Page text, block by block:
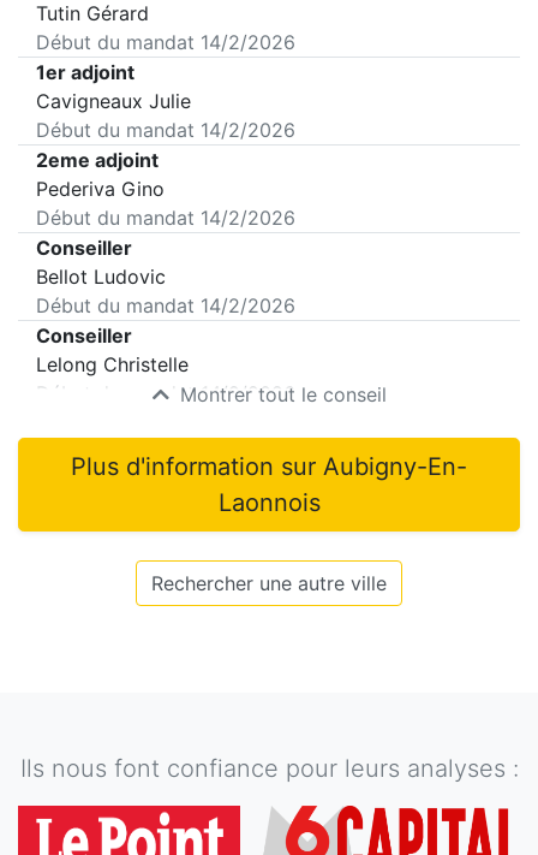
Tutin Gérard
Début du mandat 14/2/2026
1er adjoint
Cavigneaux Julie
Début du mandat 14/2/2026
2eme adjoint
Pederiva Gino
Début du mandat 14/2/2026
Conseiller
Bellot Ludovic
Début du mandat 14/2/2026
Conseiller
Lelong Christelle
Début du mandat14/2/2026
Montrer tout le conseil
Plus d'information sur Aubigny-En-
Laonnois
Rechercher une autre ville
Ils nous font confiance pour leurs analyses :